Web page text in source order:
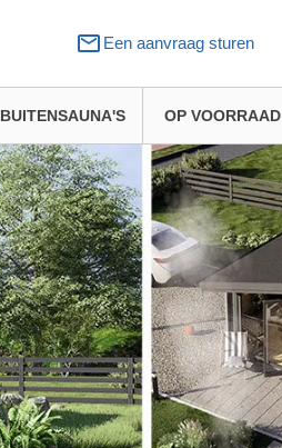
Een aanvraag sturen
BUITENSAUNA'S OP VOORRAAD